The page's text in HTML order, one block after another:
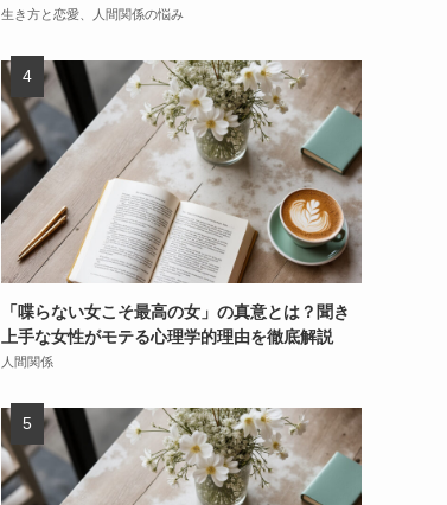
生き方と恋愛、人間関係の悩み
「喋らない女こそ最高の女」の真意とは？聞き
上手な女性がモテる心理学的理由を徹底解説
人間関係